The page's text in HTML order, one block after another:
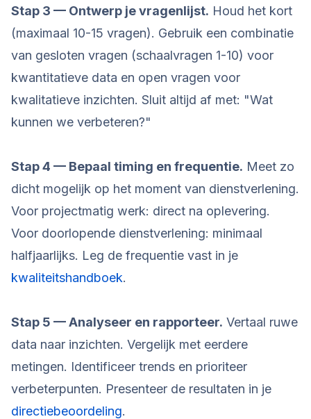
Stap 3 — Ontwerp je vragenlijst. Houd het kort
(maximaal 10-15 vragen). Gebruik een combinatie
van gesloten vragen (schaalvragen 1-10) voor
kwantitatieve data en open vragen voor
kwalitatieve inzichten. Sluit altijd af met: "Wat
kunnen we verbeteren?"
Stap 4 — Bepaal timing en frequentie. Meet zo
dicht mogelijk op het moment van dienstverlening.
Voor projectmatig werk: direct na oplevering.
Voor doorlopende dienstverlening: minimaal
halfjaarlijks. Leg de frequentie vast in je
kwaliteitshandboek.
Stap 5 — Analyseer en rapporteer. Vertaal ruwe
data naar inzichten. Vergelijk met eerdere
metingen. Identificeer trends en prioriteer
verbeterpunten. Presenteer de resultaten in je
directiebeoordeling.